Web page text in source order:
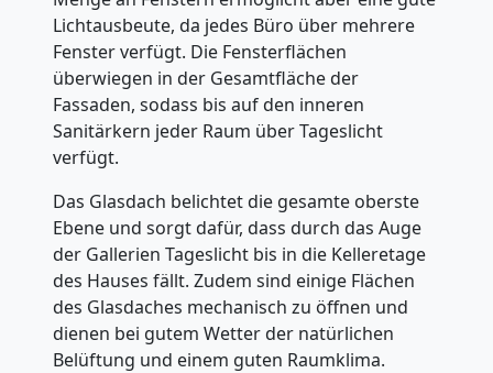
Lichtausbeute, da jedes Büro über mehrere
Fenster verfügt. Die Fensterflächen
überwiegen in der Gesamtfläche der
Fassaden, sodass bis auf den inneren
Sanitärkern jeder Raum über Tageslicht
verfügt.
Das Glasdach belichtet die gesamte oberste
Ebene und sorgt dafür, dass durch das Auge
der Gallerien Tageslicht bis in die Kelleretage
des Hauses fällt. Zudem sind einige Flächen
des Glasdaches mechanisch zu öffnen und
dienen bei gutem Wetter der natürlichen
Belüftung und einem guten Raumklima.